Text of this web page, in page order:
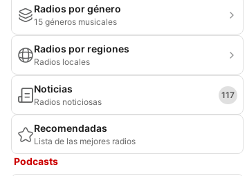
Radios por género
15 géneros musicales
Radios por regiones
Radios locales
Noticias
Radios noticiosas
117
Recomendadas
Lista de las mejores radios
Podcasts